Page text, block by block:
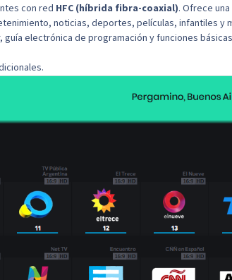
con red HFC (híbrida fibra-coaxial). Ofrece
noticias, deportes, películas, infantiles y
electrónica de programación y funciones